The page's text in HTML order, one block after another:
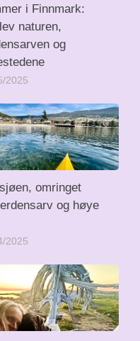
i Finnmark:
naturen,
og
2025
omringet
og høye
2025